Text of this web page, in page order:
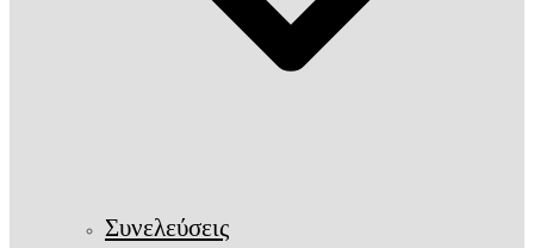
Συνελεύσεις